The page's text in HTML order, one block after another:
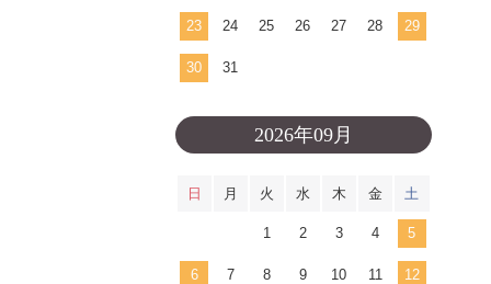
23 24 25 26 27 28 29
30 31
2026年09月
日 月 火 水 木 金 土
1 2 3 4 5
6 7 8 9 10 11 12